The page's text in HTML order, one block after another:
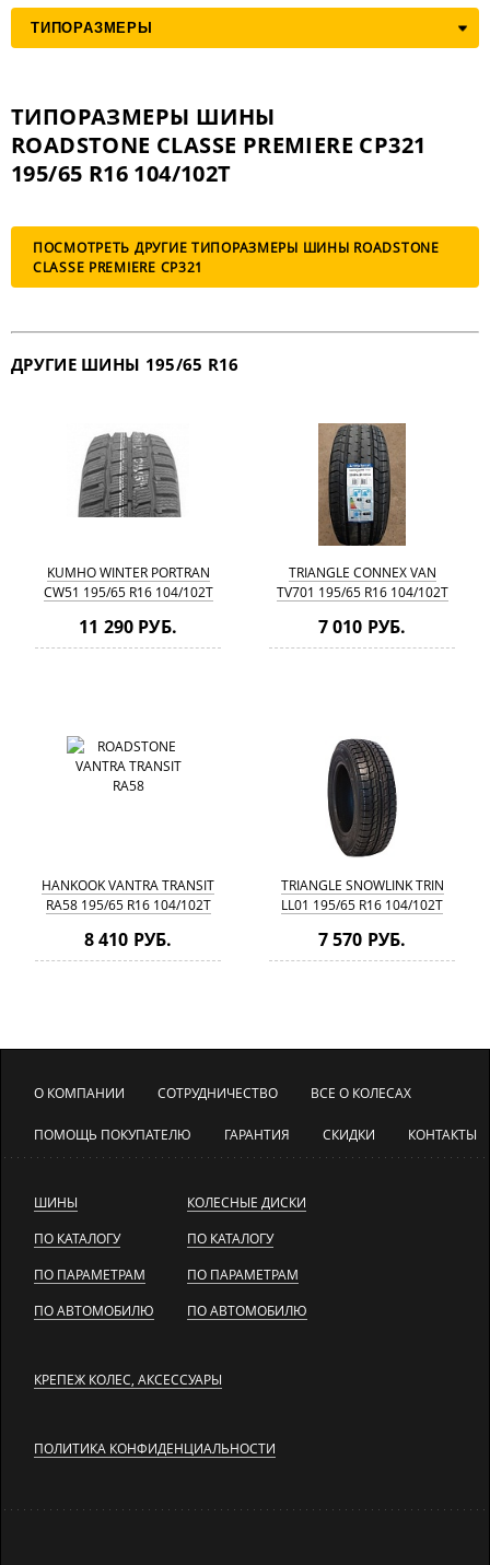
ТИПОРАЗМЕРЫ ШИНЫ
ROADSTONE CLASSE PREMIERE CP321
195/65 R16 104/102T
ПОСМОТРЕТЬ ДРУГИЕ ТИПОРАЗМЕРЫ ШИНЫ ROADSTONE
CLASSE PREMIERE CP321
ДРУГИЕ ШИНЫ 195/65 R16
KUMHO WINTER PORTRAN
CW51 195/65 R16 104/102T
11 290 РУБ.
TRIANGLE CONNEX VAN
TV701 195/65 R16 104/102T
7 010 РУБ.
HANKOOK VANTRA TRANSIT
RA58 195/65 R16 104/102T
8 410 РУБ.
TRIANGLE SNOWLINK TRIN
LL01 195/65 R16 104/102T
7 570 РУБ.
О КОМПАНИИ СОТРУДНИЧЕСТВО ВСЕ О КОЛЕСАХ
ПОМОЩЬ ПОКУПАТЕЛЮ ГАРАНТИЯ СКИДКИ КОНТАКТЫ
ШИНЫ
ПО КАТАЛОГУ
ПО ПАРАМЕТРАМ
ПО АВТОМОБИЛЮ
КОЛЕСНЫЕ ДИСКИ
ПО КАТАЛОГУ
ПО ПАРАМЕТРАМ
ПО АВТОМОБИЛЮ
КРЕПЕЖ КОЛЕС, АКСЕССУАРЫ
ПОЛИТИКА КОНФИДЕНЦИАЛЬНОСТИ